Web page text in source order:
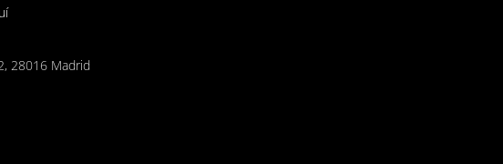
28016 Madrid